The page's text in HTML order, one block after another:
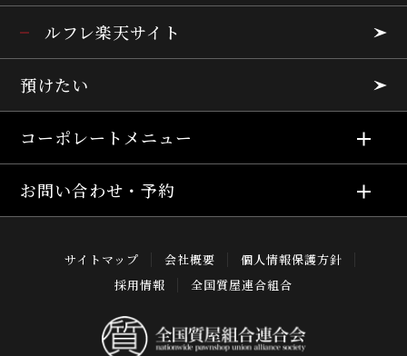
ルフレ楽天サイト
預けたい
コーポレートメニュー
お問い合わせ・予約
サイトマップ 会社概要
個人情報保護方針
採用情報
全国質屋連合組合